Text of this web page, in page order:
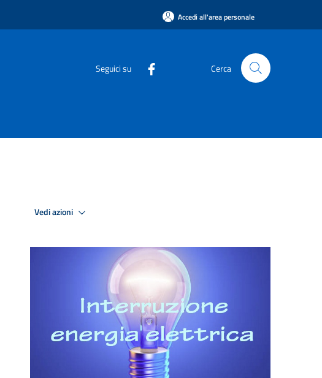
Accedi all'area personale
Seguici su Cerca
Vedi azioni